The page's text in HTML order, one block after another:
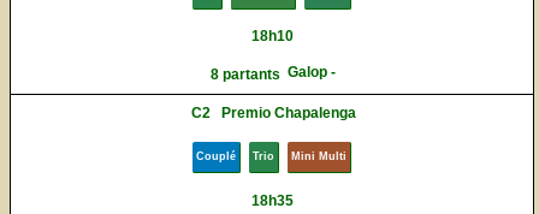
18h10
8 partants Galop -
C2 Premio Chapalenga
Couplé Trio Mini Multi
18h35